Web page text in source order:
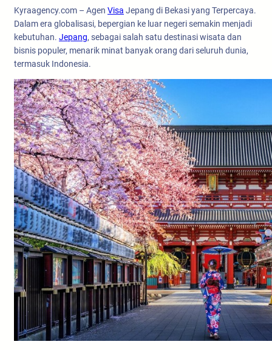
Kyraagency.com – Agen Visa Jepang di Bekasi yang Terpercaya.
Dalam era globalisasi, bepergian ke luar negeri semakin menjadi
kebutuhan. Jepang, sebagai salah satu destinasi wisata dan
bisnis populer, menarik minat banyak orang dari seluruh dunia,
termasuk Indonesia.